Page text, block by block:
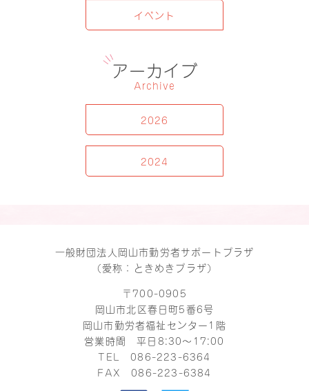
イベント
アーカイブ
Archive
2026
2024
一般財団法人岡山市勤労者サポートプラザ
（愛称：ときめきプラザ）
〒700-0905
岡山市北区春日町5番6号
岡山市勤労者福祉センター1階
営業時間 平日8:30～17:00
TEL086-223-6364
FAX 086-223-6384